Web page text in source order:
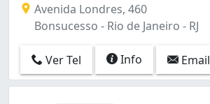
Avenida Londres, 460
Bonsucesso - Rio de Janeiro - RJ
Ver Tel Info Email